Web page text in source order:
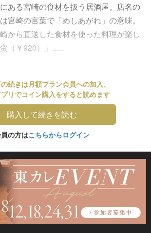
ある宮崎の食材を扱う居酒屋。店名の
宮崎の言葉で「めしあがれ」の意味。
から直送した食材を使った料理が楽し
（￥920）」......
続きは月額プラン会員への加入、
プリでコイン購入をすると読めます
購入して続きを読む
の方はこちらからログイン